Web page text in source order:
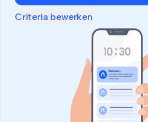
Criteria bewerken